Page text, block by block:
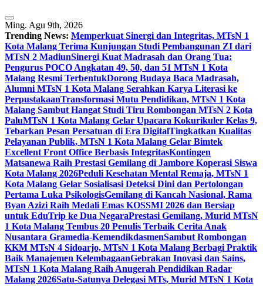
Ming. Agu 9th, 2026
Trending News: Memperkuat Sinergi dan Integritas, MTsN 1
Kota Malang Terima Kunjungan Studi Pembangunan ZI dari
MTsN 2 MadiunSinergi Kuat Madrasah dan Orang Tua:
Pengurus POCO Angkatan 49, 50, dan 51 MTsN 1 Kota
Malang Resmi TerbentukDorong Budaya Baca Madrasah,
Alumni MTsN 1 Kota Malang Serahkan Karya Literasi ke
PerpustakaanTransformasi Mutu Pendidikan, MTsN 1 Kota
Malang Sambut Hangat Studi Tiru Rombongan MTsN 2 Kota
PaluMTsN 1 Kota Malang Gelar Upacara Kokurikuler Kelas 9,
Tebarkan Pesan Persatuan di Era DigitalTingkatkan Kualitas
Pelayanan Publik, MTsN 1 Kota Malang Gelar Bimtek
Excellent Front Office Berbasis IntegritasKontingen
Matsanewa Raih Prestasi Gemilang di Jambore Koperasi Siswa
Kota Malang 2026Peduli Kesehatan Mental Remaja, MTsN 1
Kota Malang Gelar Sosialisasi Deteksi Dini dan Pertolongan
Pertama Luka PsikologisGemilang di Kancah Nasional, Rama
Byan Azizi Raih Medali Emas KOSSMI 2026 dan Bersiap
untuk EduTrip ke Dua NegaraPrestasi Gemilang, Murid MTsN
1 Kota Malang Tembus 20 Penulis Terbaik Cerita Anak
Nusantara Gramedia-KemendikdasmenSambut Rombongan
KKM MTsN 4 Sidoarjo, MTsN 1 Kota Malang Berbagi Praktik
Baik Manajemen KelembagaanGebrakan Inovasi dan Sains,
MTsN 1 Kota Malang Raih Anugerah Pendidikan Radar
Malang 2026Satu-Satunya Delegasi MTs, Murid MTsN 1 Kota